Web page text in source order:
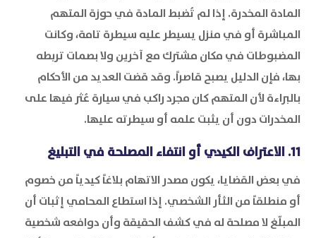
المادة المخدرة. إذا لم تُضبط المادة في حوزة المتهم
المباشرة أو في منزل يسيطر عليه سيطرة تامة، وكانت
المضبوطات في مكان مشترك مع آخرين ولا بصمات تربطه
بها، فإن الدليل يصبح قاصراً. وقد قضت العديد من الأحكام
بالبراءة لأن المتهم كان مجرد راكب في سيارة عُثر فيها على
المخدرات دون أن يثبت علمه أو سيطرته عليها.
11. الاعتراف الكيدي أو انتفاء المصلحة في التبليغ
في بعض القضايا، يكون مصدر الاتهام بلاغاً كيدياً من خصوم
أو منطلقاً من الثأر الشخصي. إذا استطاع المحامي إثبات أن
المبلّغ لا مصلحة له في كشف الحقيقة وأن دوافعه شخصية